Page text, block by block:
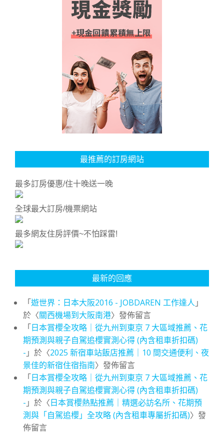
最推薦的訂房網站
最多訂房優惠/住十晚送一晚
全球最大訂房/機票網站
最多網友住房評價~不怕踩雷!
最新的回應
「遊世界：日本大阪2016 - JOBDAREN 工作達人 」
於〈關西機場到大阪南港〉發佈留言
「日本賞櫻全攻略｜從九州到東京 7 大區域推薦、花
期預測與親子自駕追櫻實測心得 (內含租車折扣碼)
- 」於〈2025 新宿車站飯店推薦｜10 間交通便利、夜
景佳的新宿住宿指南〉發佈留言
「日本賞櫻全攻略｜從九州到東京 7 大區域推薦、花
期預測與親子自駕追櫻實測心得 (內含租車折扣碼)
- 」於〈日本賞櫻熱點推薦｜精選必訪名所、花期預
測與「自駕追櫻」全攻略 (內含租車專屬折扣碼)〉發
佈留言